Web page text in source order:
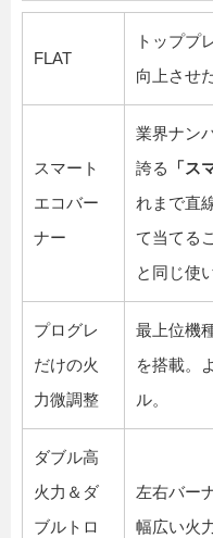
FLAT
トッププ
向上させ
スマート
エコバー
ナー
業界ナン
誇る
「ス
れまで直
て当てる
と同じ使
プログレ
だけの火
力微調整
最上位機
を搭載。
ル。
ダブル高
火力＆ダ
ブルトロ
左右バー
幅広い火